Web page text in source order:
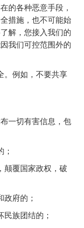
的各种恶意手段，
措施，也不可能始
解，您接入我们的
我们可控范围外的
。例如，不要共享
一切有害信息，包
；
颠覆国家政权，破
政府的；
民族团结的；